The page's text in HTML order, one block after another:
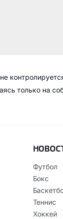
только на
Футбол
Бокс
Теннис
Хоккей